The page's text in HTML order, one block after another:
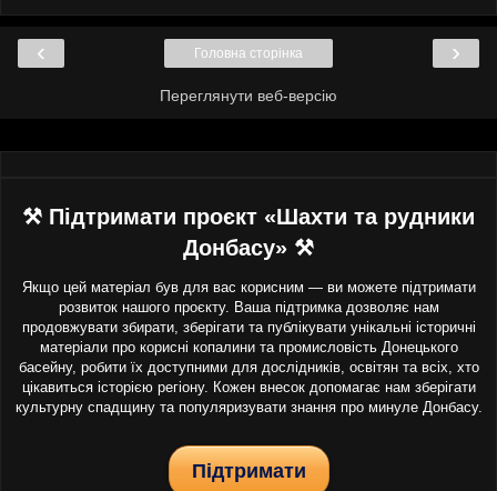
‹ ›
Головна сторінка
Переглянути веб-версію
⚒ Підтримати проєкт «Шахти та рудники
Донбасу» ⚒
Якщо цей матеріал був для вас корисним — ви можете підтримати
розвиток нашого проєкту. Ваша підтримка дозволяє нам
продовжувати збирати, зберігати та публікувати унікальні історичні
матеріали про корисні копалини та промисловість Донецького
басейну, робити їх доступними для дослідників, освітян та всіх, хто
цікавиться історією регіону. Кожен внесок допомагає нам зберігати
культурну спадщину та популяризувати знання про минуле Донбасу.
Підтримати